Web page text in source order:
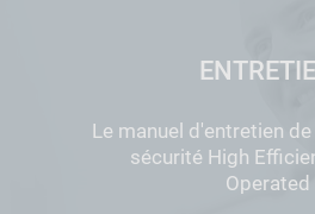
Le manuel d'entretien
sécurité High
Operated